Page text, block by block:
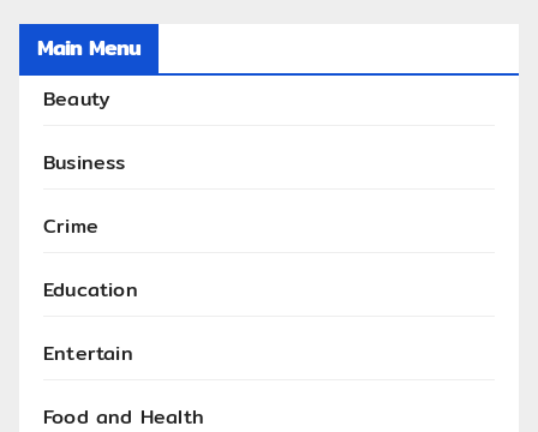
Main Menu
Beauty
Business
Crime
Education
Entertain
Food and Health